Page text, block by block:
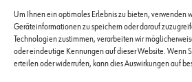
Um Ihnen ein optimales Erlebnis zu bieten, verwenden
Geräteinformationen zu speichern oder darauf
Technologien zustimmen, verarbeiten wir
oder eindeutige Kennungen auf dieser Website. Wenn
erteilen oder widerrufen, kann dies Auswirkungen auf
Medizinaltechnik-Leasing
Fahrzeugleasing
IT / Kommunikation Leasing